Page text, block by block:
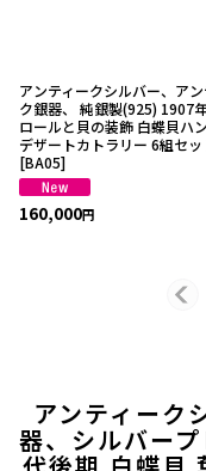
アンティーク
器、シルバー
アンティークシルバー、ア
ク銀器、 純銀製(925) 1907
ロールと貝の装飾 白蝶貝ハ
デザートカトラリー 6組セッ
[BA05]
160,000円